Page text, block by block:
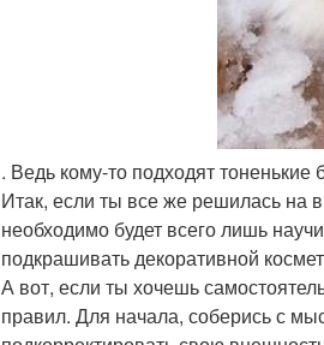
. Ведь кому-то подходят
Итак, если ты все же решилась на
необходимо будет всего лишь
подкрашивать декоративной
А вот, если ты хочешь
правил. Для начала, соберись с